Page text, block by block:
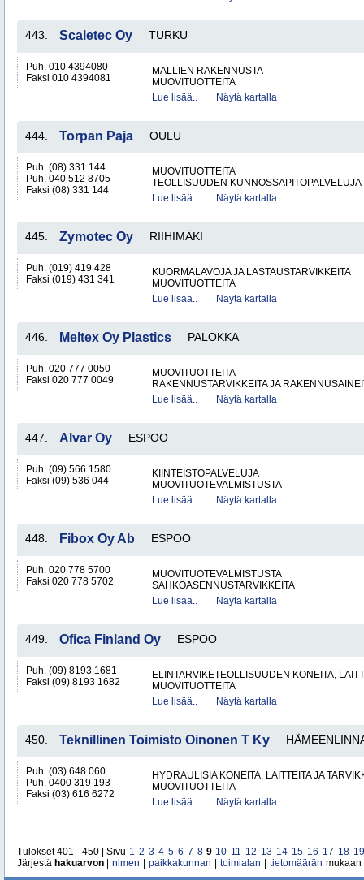
443. Scaletec Oy TURKU
Puh. 010 4394080
Faksi 010 4394081
MALLIEN RAKENNUSTA
MUOVITUOTTEITA
Lue lisää..
Näytä kartalla
444. Torpan Paja OULU
Puh. (08) 331 144
Puh. 040 512 8705
Faksi (08) 331 144
MUOVITUOTTEITA
TEOLLISUUDEN KUNNOSSAPITOPALVELUJA
Lue lisää..
Näytä kartalla
445. Zymotec Oy RIIHIMÄKI
Puh. (019) 419 428
Faksi (019) 431 341
KUORMALAVOJA JA LASTAUSTARVIKKEITA
MUOVITUOTTEITA
Lue lisää..
Näytä kartalla
446. Meltex Oy Plastics PALOKKA
Puh. 020 777 0050
Faksi 020 777 0049
MUOVITUOTTEITA
RAKENNUSTARVIKKEITA JA
Lue lisää..
Näytä kartalla
447. Alvar Oy ESPOO
Puh. (09) 566 1580
Faksi (09) 536 044
KIINTEISTÖPALVELUJA
MUOVITUOTEVALMISTUSTA
Lue lisää..
Näytä kartalla
448. Fibox Oy Ab ESPOO
Puh. 020 778 5700
Faksi 020 778 5702
MUOVITUOTEVALMISTUSTA
SÄHKÖASENNUSTARVIKKEITA
Lue lisää..
Näytä kartalla
449. Ofica Finland Oy ESPOO
Puh. (09) 8193 1681
Faksi (09) 8193 1682
ELINTARVIKETEOLLISUUDEN KONEITA,
MUOVITUOTTEITA
Lue lisää..
Näytä kartalla
450. Teknillinen Toimisto Oinonen T Ky
Puh. (03) 648 060
Puh. 0400 319 193
Faksi (03) 616 6272
HYDRAULISIA KONEITA, LAITTEITA JA
MUOVITUOTTEITA
Lue lisää..
Näytä kartalla
Tulokset 401 - 450 | Sivu 1 2 3 4 5 6 7 8 9 10 11 12 13 14 15 16 17 18 19
Järjestä hakuarvon nimen paikkakunnan toimialan tietomäärän mukaan